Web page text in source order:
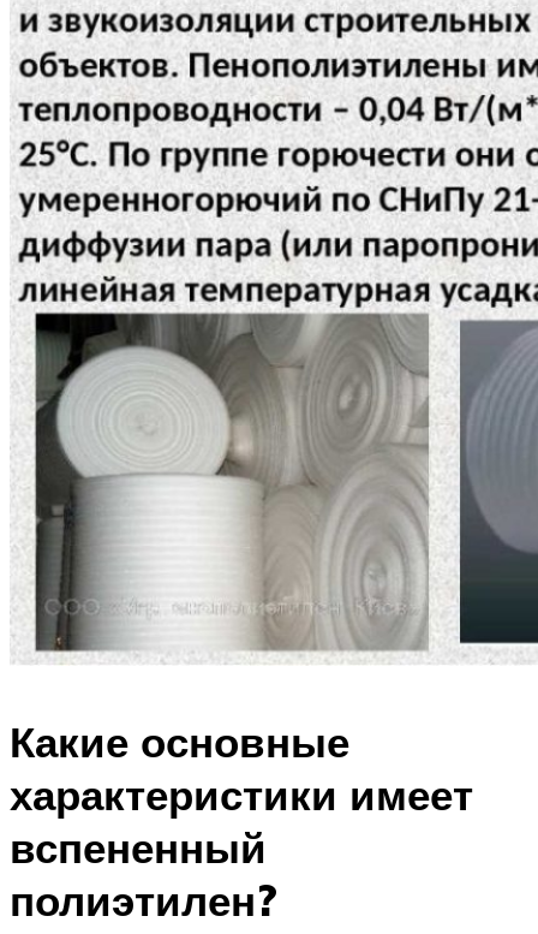
Какие основные
характеристики имеет
вспененный
полиэтилен?